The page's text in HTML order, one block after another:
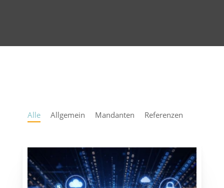
Alle Allgemein Mandanten Referenzen